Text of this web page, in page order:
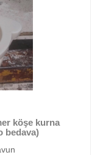
köşe kurna
bedava)